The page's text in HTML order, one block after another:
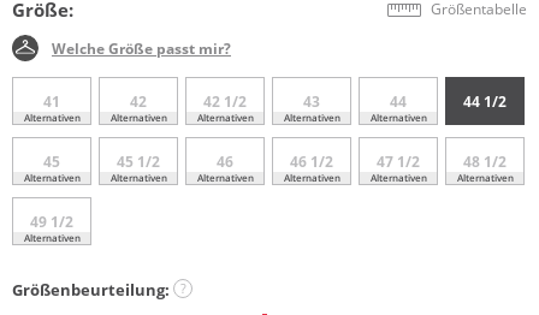
Größe: Größentabelle
Welche Größe passt mir?
41
Alternativen
42
Alternativen
42 1/2
Alternativen
43
Alternativen
44
Alternativen
44 1/2
45
Alternativen
45 1/2
Alternativen
46
Alternativen
46 1/2
Alternativen
47 1/2
Alternativen
48 1/2
Alternativen
49 1/2
Alternativen
Größenbeurteilung: ?